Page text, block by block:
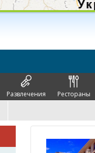
Развлечения Рестораны